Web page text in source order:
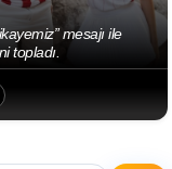
mesajı ile
topladı.